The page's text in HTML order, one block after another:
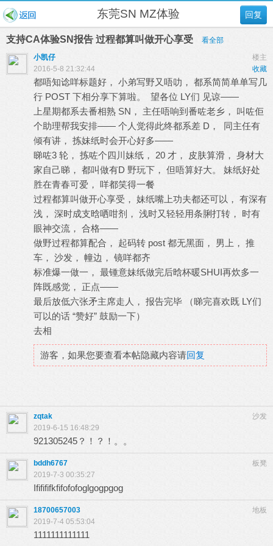
回复
东莞SN MZ体验
支持CA体验SN报告 过程都算叫做开心享受
看全部
楼主
小凯仔
收藏
2016-5-8 21:32:44
都唔知谂咩标题好， 小弟写野又唔叻， 都系简简单单写几
行 POST 下相分享下算啦。 望各位 LY们 见谅——
上星期都系去番相熟 SN， 主任唔响到番咗老乡， 叫咗佢
个助理帮我安排—— 个人觉得此终都系差 D， 同主任有
倾有讲， 拣妹纸时会开心好多——
睇咗3 轮， 拣咗个四川妹纸， 20 才， 皮肤算滑， 身材大
家自己睇， 都叫做有D 野玩下， 但唔算好大。 妹纸好处
胜在青春可爱， 咩都笑得一餐
过程都算叫做开心享受， 妹纸嘴上功夫都还可以， 有深有
浅， 深时成支晗哂咁剂， 浅时又轻轻用条脷打转， 时有
眼神交流， 合格——
做野过程都算配合， 起码转 post 都无黑面， 男上， 推
车， 沙发， 幢边， 镜咩都齐
标准爆一做一， 最锺意妹纸做完后晗杯暖SHUI再炊多一
阵既感觉， 正点——
最后放低六张矛主席走人， 报告完毕 （睇完喜欢既 LY们
可以的话 “赞好” 鼓励一下）
去相
游客，如果您要查看本帖隐藏内容请回复
沙发
zqtak
2019-6-15 16:48:29
921305245？！？！。。
板凳
bddh6767
2019-7-3 00:35:27
Ififififkfifofofoglgogpgog
地板
18700657003
2019-7-4 05:53:04
1111111111111